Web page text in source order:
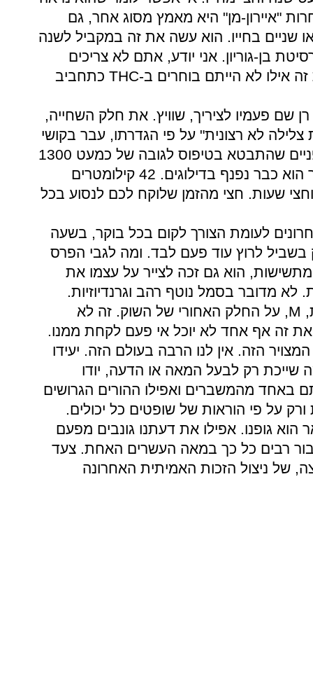
"איירון-מן" היא מאמץ מסוג אחר, גם
שניים בחייו. הוא עשה את זה במקביל לשנה
בן-גוריון. אני יודע, אתם לא צריכים
אילו לא הייתם בוחרים ב-THC כתחביב
אחרים, רן שם פעמיו לציריך, שוויץ. את חלק השחייה,
לא רצונית" על פי הגדרתו, עבר בקושי
רב. מיד לאחר מכן הגיע קטע האופניים שהתבטא בטיפוס לגובה של כמעט 1300
מטרים. את ריצת המרתון שאחר כך הוא כבר נפנף בדילוגים. 42 קילומטרים
שעות. חצי מהזמן שלוקח לכם לנסוע בכל
לעומת הצורך לקום בכל בוקר, בשעה
בשביל לרוץ עוד פעם לבד. ומה לגבי הפרס
הוא גם זכה לצייר על עצמו את
מדובר בסמל נוטף רהב וגרנדיוזיות.
M, על החלק האחורי של השוק. זה לא
זה אף אחד לא יוכל אי פעם לקחת ממנו.
הזה. אין לנו הרבה בעולם הזה. יעידו
שייכת רק לבעל המאה או הדעה, יודו
באחד מהמשברים ואפילו ההורים הגרושים
על פי הוראות של שופטים כל יכולים.
הוא גופנו. אפילו את דעתנו גונבים מפעם
רבים כל כך במאה העשרים האחת. צעד
של ניצול הזכות האמיתית האחרונה